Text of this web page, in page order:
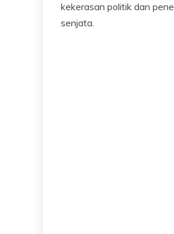
kekerasan politik dan
senjata.